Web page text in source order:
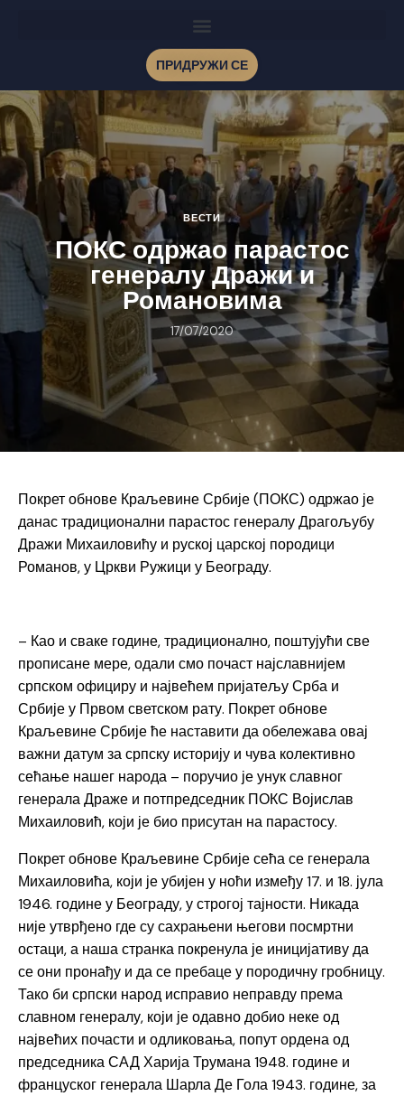
ПРИДРУЖИ СЕ
ВЕСТИ
ПОКС одржао парастос
генералу Дражи и
Романовима
17/07/2020
Покрет обнове Краљевине Србије (ПОКС) одржао је
данас традиционални парастос генералу Драгољубу
Дражи Михаиловићу и руској царској породици
Романов, у Цркви Ружици у Београду.
– Као и сваке године, традиционално, поштујући све
прописане мере, одали смо почаст најславнијем
српском официру и највећем пријатељу Срба и
Србије у Првом светском рату. Покрет обнове
Краљевине Србије ће наставити да обележава овај
важни датум за српску историју и чува колективно
сећање нашег народа – поручио је унук славног
генерала Драже и потпредседник ПОКС Војислав
Михаиловић, који је био присутан на парастосу.
Покрет обнове Краљевине Србије сећа се генерала
Михаиловића, који је убијен у ноћи између 17. и 18. јула
1946. године у Београду, у строгој тајности. Никада
није утврђено где су сахрањени његови посмртни
остаци, а наша странка покренула је иницијативу да
се они пронађу и да се пребаце у породичну гробницу.
Тако би српски народ исправио неправду према
славном генералу, који је одавно добио неке од
највећих почасти и одликовања, попут ордена од
председника САД Харија Трумана 1948. године и
француског генерала Шарла Де Гола 1943. године, за